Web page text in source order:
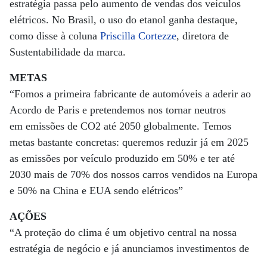
estratégia passa pelo aumento de vendas dos veículos
elétricos. No Brasil, o uso do etanol ganha destaque,
como disse à coluna Priscilla Cortezze, diretora de
Sustentabilidade da marca.
METAS
“Fomos a primeira fabricante de automóveis a aderir ao
Acordo de Paris e pretendemos nos tornar neutros
em emissões de CO2 até 2050 globalmente. Temos
metas bastante concretas: queremos reduzir já em 2025
as emissões por veículo produzido em 50% e ter até
2030 mais de 70% dos nossos carros vendidos na Europa
e 50% na China e EUA sendo elétricos”
AÇÕES
“A proteção do clima é um objetivo central na nossa
estratégia de negócio e já anunciamos investimentos de